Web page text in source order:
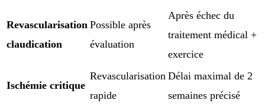
Revascularisation
claudication
Possible après
évaluation
Après échec du
traitement médical +
exercice
Ischémie critique
Revascularisation
rapide
Délai maximal de 2
semaines précisé